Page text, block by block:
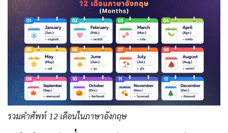
รวมคำศัพท์ 12 เดือนในภาษาอังกฤษ